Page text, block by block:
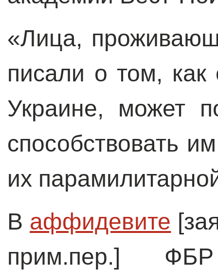
«Лица,
писали о том, как
Украине, может
способствовать
их
В аффидевите
прим.пер.]